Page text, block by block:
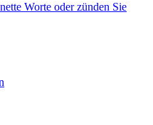
Worte oder zünden Sie